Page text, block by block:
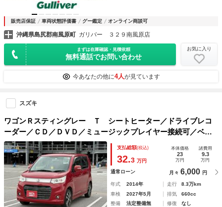
販売店保証 車両状態評価書 グー鑑定 オンライン商談可
沖縄県島尻郡南風原町 ガリバー ３２９南風原店
まずは在庫確認・見積依頼
無料通話でお問い合わせ
お気に入り
今あなたの他に4人が見ています
スズキ
ワゴンＲスティングレー Ｔ シートヒーター／ドライブレコ
ーダー／ＣＤ／ＤＶＤ／ミュージックプレイヤー接続可／ベン
チシート
支払総額(税込)
32.3 万円
本体価格
23
万円
諸費用
9.3
万円
通常ローン 月々 6,000 円
年式 2014年 走行
8.3万km
車検
2027年5月 排気
660cc
整備
法定整備無 修復
なし